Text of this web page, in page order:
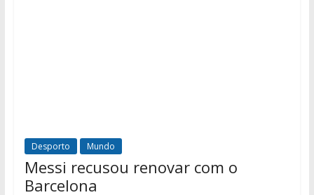
Desporto Mundo
Messi recusou renovar com o
Barcelona